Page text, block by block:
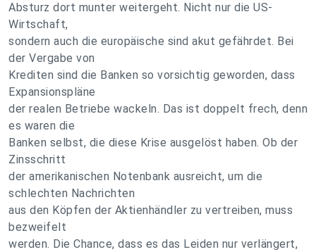
Absturz dort munter weitergeht. Nicht nur die US-
Wirtschaft,
sondern auch die europäische sind akut gefährdet. Bei
der Vergabe von
Krediten sind die Banken so vorsichtig geworden, dass
Expansionspläne
der realen Betriebe wackeln. Das ist doppelt frech, denn
es waren die
Banken selbst, die diese Krise ausgelöst haben. Ob der
Zinsschritt
der amerikanischen Notenbank ausreicht, um die
schlechten Nachrichten
aus den Köpfen der Aktienhändler zu vertreiben, muss
bezweifelt
werden. Die Chance, dass es das Leiden nur verlängert,